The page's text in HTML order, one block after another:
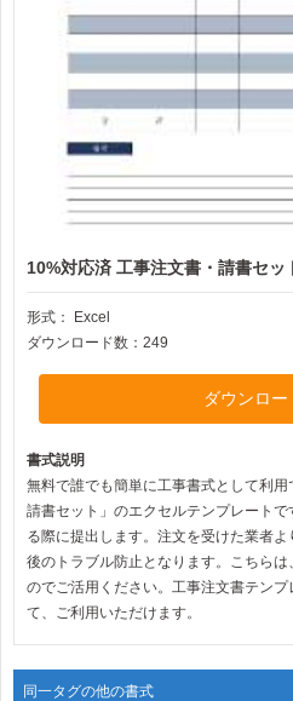
10%対応済 工事注文書・請書セッ
形式：
Excel
ダウンロード数：249
ダウンロー
書式説明
無料で誰でも簡単に工事書式として利
請書セット」のエクセルテンプレート
る際に提出します。注文を受けた業者よ
後のトラブル防止となります。こちら
のでご活用ください。工事注文書テン
て、ご利用いただけます。
同一タグの他の書式